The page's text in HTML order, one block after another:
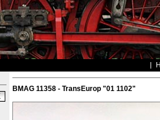
BMAG 11358 - TransEurop "01 1102"